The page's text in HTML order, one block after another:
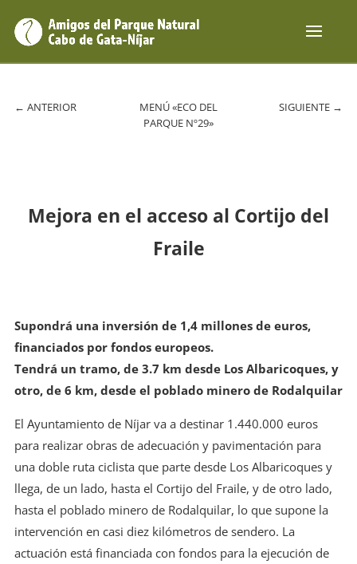
← ANTERIOR
MENÚ «ECO DEL
PARQUE Nº29»
SIGUIENTE →
Mejora en el acceso al Cortijo del
Fraile
Supondrá una inversión de 1,4 millones de euros,
financiados por fondos europeos.
Tendrá un tramo, de 3.7 km desde Los Albaricoques, y
otro, de 6 km, desde el poblado minero de Rodalquilar
El Ayuntamiento de Níjar va a destinar 1.440.000 euros
para realizar obras de adecuación y pavimentación para
una doble ruta ciclista que parte desde Los Albaricoques y
llega, de un lado, hasta el Cortijo del Fraile, y de otro lado,
hasta el poblado minero de Rodalquilar, lo que supone la
intervención en casi diez kilómetros de sendero. La
actuación está financiada con fondos para la ejecución de